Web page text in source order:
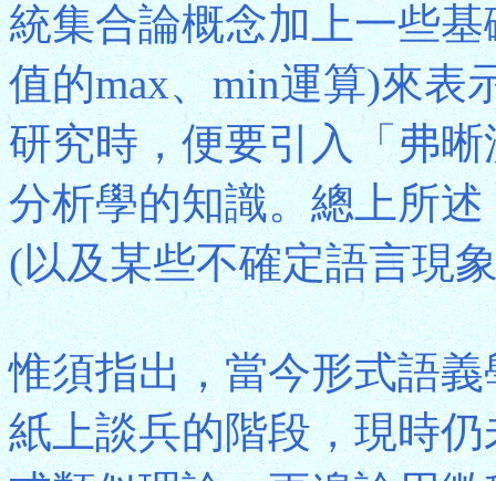
統集合論概念加上一些
值的max、min運算)來表
研究時，便要引入「弗
分析學的知識。總上所
(以及某些不確定語言現
惟須指出，當今形式語
紙上談兵的階段，現時